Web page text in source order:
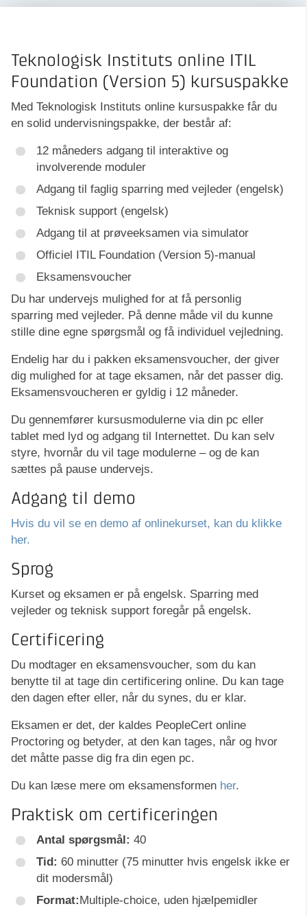
Teknologisk Instituts online ITIL
Foundation (Version 5) kursuspakke
Med Teknologisk Instituts online kursuspakke får du
en solid undervisningspakke, der består af:
12 måneders adgang til interaktive og
involverende moduler
Adgang til faglig sparring med vejleder (engelsk)
Teknisk support (engelsk)
Adgang til at prøveeksamen via simulator
Officiel ITIL Foundation (Version 5)-manual
Eksamensvoucher
Du har undervejs mulighed for at få personlig
sparring med vejleder. På denne måde vil du kunne
stille dine egne spørgsmål og få individuel vejledning.
Endelig har du i pakken eksamensvoucher, der giver
dig mulighed for at tage eksamen, når det passer dig.
Eksamensvoucheren er gyldig i 12 måneder.
Du gennemfører kursusmodulerne via din pc eller
tablet med lyd og adgang til Internettet. Du kan selv
styre, hvornår du vil tage modulerne – og de kan
sættes på pause undervejs.
Adgang til demo
Hvis du vil se en demo af onlinekurset, kan du klikke
her.
Sprog
Kurset og eksamen er på engelsk. Sparring med
vejleder og teknisk support foregår på engelsk.
Certificering
Du modtager en eksamensvoucher, som du kan
benytte til at tage din certificering online. Du kan tage
den dagen efter eller, når du synes, du er klar.
Eksamen er det, der kaldes PeopleCert online
Proctoring og betyder, at den kan tages, når og hvor
det måtte passe dig fra din egen pc.
Du kan læse mere om eksamensformen her.
Praktisk om certificeringen
Antal spørgsmål:40
Tid: 60 minutter (75 minutter hvis engelsk ikke er
dit modersmål)
Format: Multiple-choice, uden hjælpemidler